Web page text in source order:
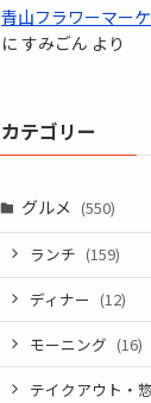
青山フラワーマー
に すみごん より
カテゴリー
グルメ (550)
ランチ (159)
ディナー (12)
モーニング (16)
テイクアウト・